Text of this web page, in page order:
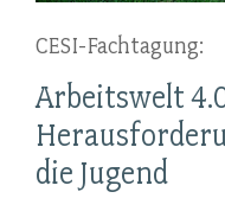
CESI-Fachtagung:
Arbeitswelt
die Jugend